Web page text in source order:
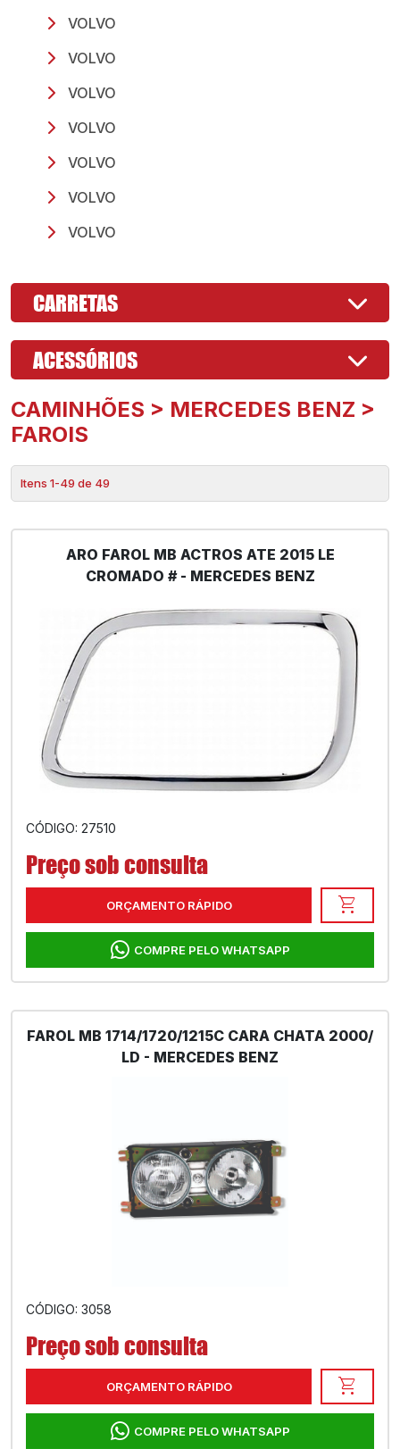
VOLVO
VOLVO
VOLVO
VOLVO
VOLVO
VOLVO
VOLVO
CARRETAS
ACESSÓRIOS
CAMINHÕES > MERCEDES BENZ >
FAROIS
Itens 1-49 de 49
ARO FAROL MB ACTROS ATE 2015 LE
CROMADO # - MERCEDES BENZ
CÓDIGO: 27510
Preço sob consulta
ORÇAMENTO RÁPIDO shopping_cart
COMPRE PELO WHATSAPP
FAROL MB 1714/1720/1215C CARA CHATA 2000/
LD - MERCEDES BENZ
CÓDIGO: 3058
Preço sob consulta
ORÇAMENTO RÁPIDO shopping_cart
COMPRE PELO WHATSAPP